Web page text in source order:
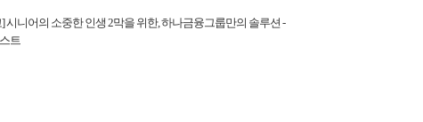
시니어의 소중한 인생 2막을 위한, 하나금융그룹만의 솔루션 -
트